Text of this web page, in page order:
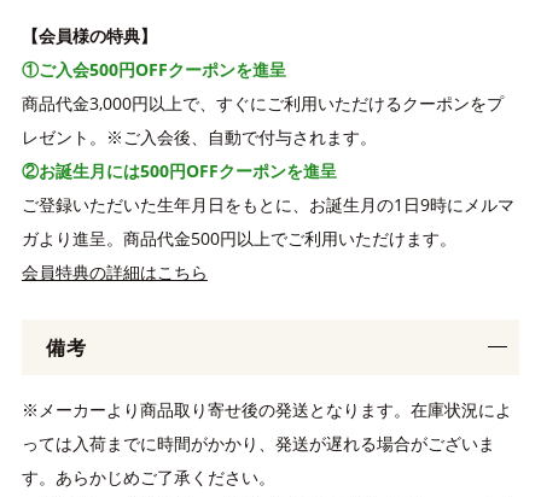
【会員様の特典】
①ご入会500円OFFクーポンを進呈
商品代金3,000円以上で、すぐにご利用いただけるクーポンをプ
レゼント。※ご入会後、自動で付与されます。
②お誕生月には500円OFFクーポンを進呈
ご登録いただいた生年月日をもとに、お誕生月の1日9時にメルマ
ガより進呈。商品代金500円以上でご利用いただけます。
会員特典の詳細はこちら
備考
※メーカーより商品取り寄せ後の発送となります。在庫状況によ
っては入荷までに時間がかかり、発送が遅れる場合がございま
す。あらかじめご了承ください。